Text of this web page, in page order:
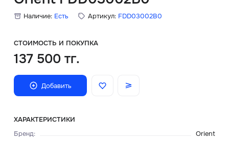
Наличие: Есть Артикул: FDD03002B0
СТОИМОСТЬ И ПОКУПКА
137 500 тг.
Добавить
ХАРАКТЕРИСТИКИ
Бренд:
Orient
Главная
О нас